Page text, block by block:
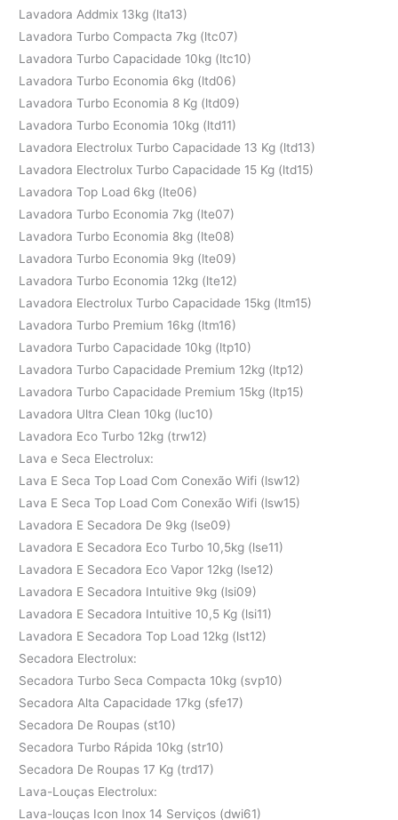
Lavadora Addmix 13kg (lta13)
Lavadora Turbo Compacta 7kg (ltc07)
Lavadora Turbo Capacidade 10kg (ltc10)
Lavadora Turbo Economia 6kg (ltd06)
Lavadora Turbo Economia 8 Kg (ltd09)
Lavadora Turbo Economia 10kg (ltd11)
Lavadora Electrolux Turbo Capacidade 13 Kg (ltd13)
Lavadora Electrolux Turbo Capacidade 15 Kg (ltd15)
Lavadora Top Load 6kg (lte06)
Lavadora Turbo Economia 7kg (lte07)
Lavadora Turbo Economia 8kg (lte08)
Lavadora Turbo Economia 9kg (lte09)
Lavadora Turbo Economia 12kg (lte12)
Lavadora Electrolux Turbo Capacidade 15kg (ltm15)
Lavadora Turbo Premium 16kg (ltm16)
Lavadora Turbo Capacidade 10kg (ltp10)
Lavadora Turbo Capacidade Premium 12kg (ltp12)
Lavadora Turbo Capacidade Premium 15kg (ltp15)
Lavadora Ultra Clean 10kg (luc10)
Lavadora Eco Turbo 12kg (trw12)
Lava e Seca Electrolux:
Lava E Seca Top Load Com Conexão Wifi (lsw12)
Lava E Seca Top Load Com Conexão Wifi (lsw15)
Lavadora E Secadora De 9kg (lse09)
Lavadora E Secadora Eco Turbo 10,5kg (lse11)
Lavadora E Secadora Eco Vapor 12kg (lse12)
Lavadora E Secadora Intuitive 9kg (lsi09)
Lavadora E Secadora Intuitive 10,5 Kg (lsi11)
Lavadora E Secadora Top Load 12kg (lst12)
Secadora Electrolux:
Secadora Turbo Seca Compacta 10kg (svp10)
Secadora Alta Capacidade 17kg (sfe17)
Secadora De Roupas (st10)
Secadora Turbo Rápida 10kg (str10)
Secadora De Roupas 17 Kg (trd17)
Lava-Louças Electrolux:
Lava-louças Icon Inox 14 Serviços (dwi61)